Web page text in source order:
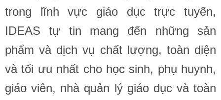
trong lĩnh vực giáo dục trực tuyến,
IDEAS tự tin mang đến những sản
phẩm và dịch vụ chất lượng, toàn diện
và tối ưu nhất cho học sinh, phụ huynh,
giáo viên, nhà quản lý giáo dục và toàn